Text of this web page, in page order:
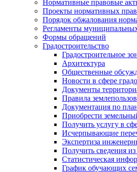
Нормативные правовые
Проекты нормативных
Порядок обжалования
Регламенты
Формы обращений
Градостроительство
Градостроительное
Архитектура
Общественные
Новости в сфере
Документы
Правила
Документация по
Приобрести
Получить услугу в
Исчерпывающие
Экспертиза
Получить сведения
Статистическая
График обучающих